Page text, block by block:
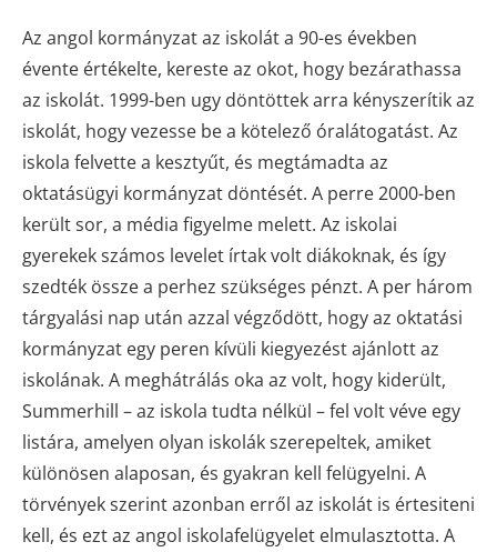
Az angol kormányzat az iskolát a 90-es években
évente értékelte, kereste az okot, hogy bezárathassa
az iskolát. 1999-ben ugy döntöttek arra kényszerítik az
iskolát, hogy vezesse be a kötelező óralátogatást. Az
iskola felvette a kesztyűt, és megtámadta az
oktatásügyi kormányzat döntését. A perre 2000-ben
került sor, a média figyelme melett. Az iskolai
gyerekek számos levelet írtak volt diákoknak, és így
szedték össze a perhez szükséges pénzt. A per három
tárgyalási nap után azzal végződött, hogy az oktatási
kormányzat egy peren kívüli kiegyezést ajánlott az
iskolának. A meghátrálás oka az volt, hogy kiderült,
Summerhill – az iskola tudta nélkül – fel volt véve egy
listára, amelyen olyan iskolák szerepeltek, amiket
különösen alaposan, és gyakran kell felügyelni. A
törvények szerint azonban erről az iskolát is értesiteni
kell, és ezt az angol iskolafelügyelet elmulasztotta. A